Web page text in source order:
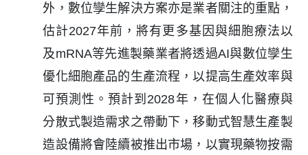
外，數位孿生解決方案亦是業者關注的重點，
估計2027年前，將有更多基因與細胞療法以
及mRNA等先進製藥業者將透過AI與數位孿生
優化細胞產品的生產流程，以提高生產效率與
可預測性。預計到2028年，在個人化醫療與
分散式製造需求之帶動下，移動式智慧生產製
造設備將會陸續被推出市場，以實現藥物按需